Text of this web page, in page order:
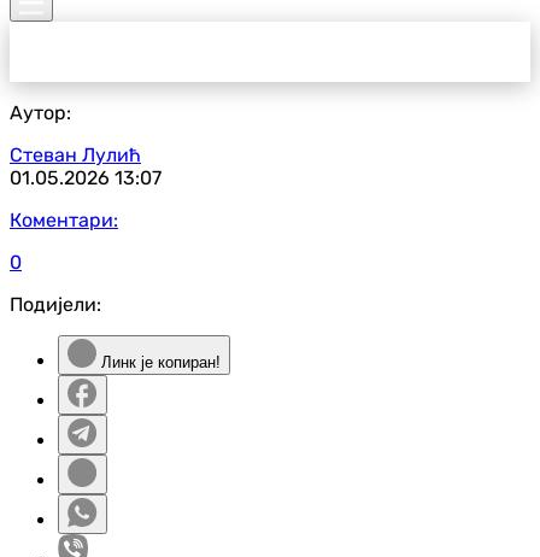
Аутор:
Стеван Лулић
01.05.2026 13:07
Коментари:
0
Подијели:
Линк је копиран!